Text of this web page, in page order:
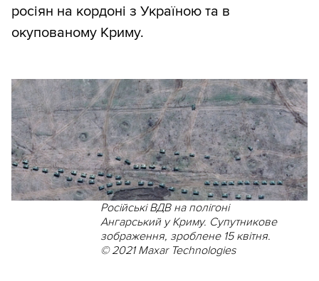
росіян на кордоні з Україною та в
окупованому Криму.
Російські ВДВ на полігоні
Ангарський у Криму. Супутникове
зображення, зроблене 15 квітня.
© 2021 Maxar Technologies